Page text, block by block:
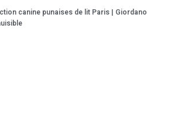
canine punaises de lit Paris | Giordano